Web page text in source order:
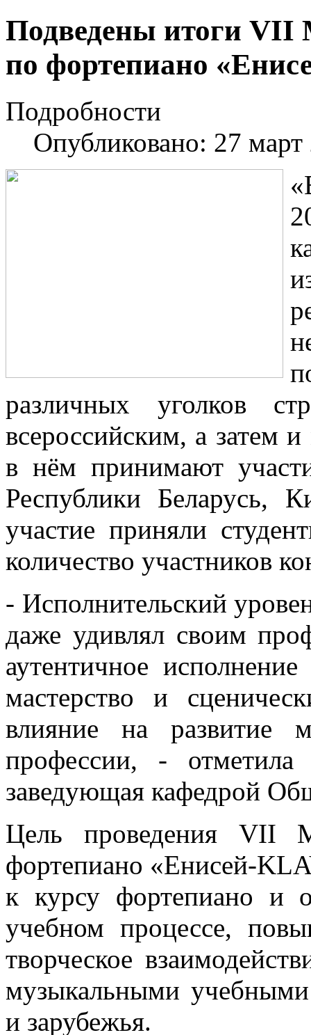
Подведены итоги VII
по фортепиано
Подробности
Опубликовано: 27 март
различных уголков
всероссийским, а затем
в нём принимают
Республики Беларусь,
участие приняли
количество участников
- Исполнительский
даже удивлял своим
аутентичное
мастерство и
влияние на развитие
профессии, - отметила
заведующая кафедрой
Цель проведения VII
фортепиано «Енисей-
к курсу фортепиано и
учебном процессе,
творческое
музыкальными учебными
и зарубежья.